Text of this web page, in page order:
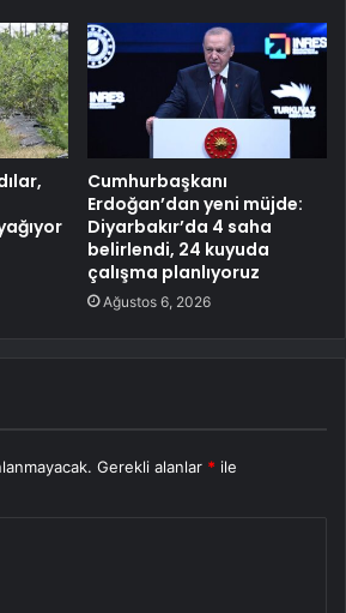
Cumhurbaşkanı
Erdoğan’dan yeni müjde:
Diyarbakır’da 4 saha
belirlendi, 24 kuyuda
çalışma planlıyoruz
Ağustos 6, 2026
Gerekli alanlar * ile